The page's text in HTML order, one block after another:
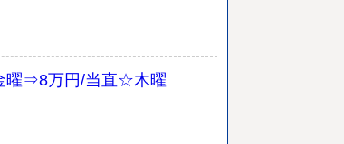
曜⇒8万円/当直☆木曜